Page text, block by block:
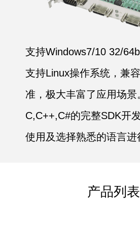
支持Windows7/10 32/
支持Linux操作系统，兼
准，极大丰富了应用场景
C,C++,C#的完整SDK开
使用及选择熟悉的语言进
产品列表